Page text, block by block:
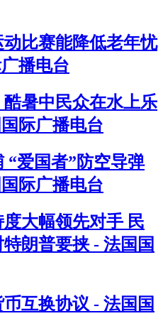
比赛能降低老年忧
播电台
暑中民众在水上乐
际广播电台
“爱国者”防空导弹
际广播电台
大幅领先对手 民
朗普要挟 - 法国国
互换协议 - 法国国